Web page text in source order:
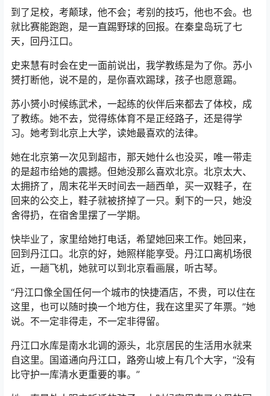
到了足校，考颠球，他不会；考别的技巧，他也不会。也
就比赛能跑跑，是一直踢野球的回报。在秦皇岛玩了七
天，回丹江口。
史来慧有时会在史一面前说出，我学教练是为了你。苏小
赟打断他，说不是的，是你喜欢踢球，孩子也愿意踢。
苏小赟小时候练武术，一起练的伙伴后来都去了体校，成
了教练。她不去，觉得练体育不是正经路子，还是得学
习。她考到北京上大学，读她最喜欢的法律。
她在北京第一次见到超市，那天她什么也没买，唯一带走
的是超市给她的震撼。但她没那么喜欢北京。北京太大、
太拥挤了，周末花半天时间去一趟西单，买一双鞋子，在
回来的公交上，鞋子就被挤掉了一只。剩下的一只，她没
舍得扔，在宿舍里摆了一学期。
快毕业了，家里给她打电话，希望她回来工作。她回来，
回到丹江口。北京的好，她照样能享受。丹江口离机场很
近，一趟飞机，她就可以到北京看画展，听古琴。
“丹江口像全国任何一个城市的快捷酒店，不贵，可以住在
这里，也可以随时换一个地方住，我在这里买了年票。”她
说。不一定非得走，不一定非得留。
丹江口水库是南水北调的源头，北京居民的生活用水就来
自这里。国道通向丹江口，路旁山坡上有几个大字，“没有
比守护一库清水更重要的事。”